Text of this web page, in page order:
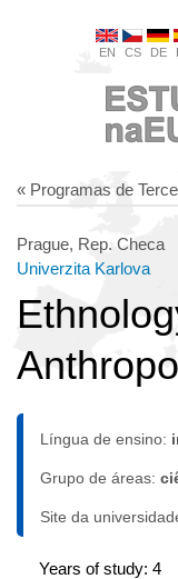
EN CS DE
« Programas de
Prague, Rep. Checa
Univerzita Karlova
Língua de ensino:
Grupo de áreas:
Site da
Years of study: 4